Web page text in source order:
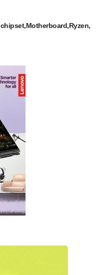
chipset Motherboard Ryzen